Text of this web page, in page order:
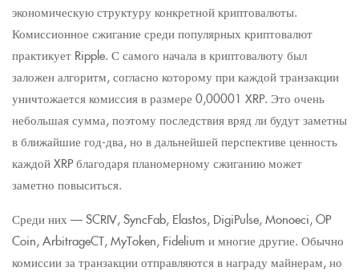
экономическую структуру конкретной криптовалюты.
Комиссионное сжигание среди популярных криптовалют
практикует Ripple. С самого начала в криптовалюту был
заложен алгоритм, согласно которому при каждой транзакции
уничтожается комиссия в размере 0,00001 XRP. Это очень
небольшая сумма, поэтому последствия вряд ли будут заметны
в ближайшие год-два, но в дальнейшей перспективе ценность
каждой XRP благодаря планомерному сжиганию может
заметно повыситься.
Среди них — SCRIV, SyncFab, Elastos, DigiPulse, Monoeci, OP
Coin, ArbitrageCT, MyToken, Fidelium и многие другие. Обычно
комиссии за транзакции отправляются в награду майнерам, но